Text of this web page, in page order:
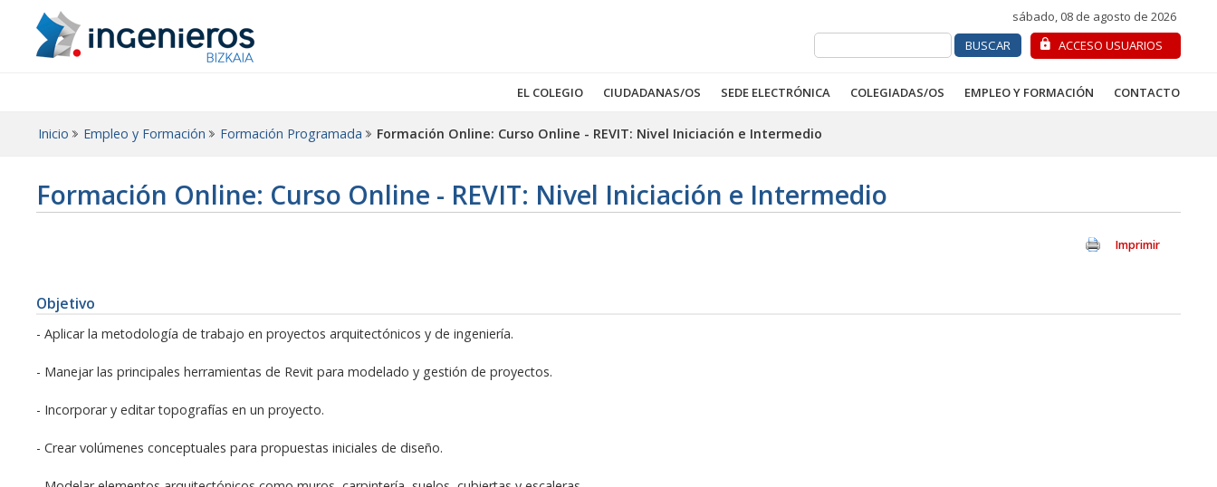
sábado, 08 de agosto de 2026
ACCESO USUARIOS
EL COLEGIO CIUDADANAS/OS SEDE ELECTRÓNICA COLEGIADAS/OS EMPLEO Y FORMACIÓN CONTACTO
Inicio Empleo y Formación Formación Programada Formación Online: Curso Online - REVIT: Nivel Iniciación e Intermedio
Formación Online: Curso Online - REVIT: Nivel Iniciación e Intermedio
Objetivo
- Aplicar la metodología de trabajo en proyectos arquitectónicos y de ingeniería.
- Manejar las principales herramientas de Revit para modelado y gestión de proyectos.
- Incorporar y editar topografías en un proyecto.
- Crear volúmenes conceptuales para propuestas iniciales de diseño.